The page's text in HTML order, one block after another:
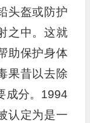
头盔或防护
之中。这就
助保护身体
果昔以去除
成分。1994
认定为是一